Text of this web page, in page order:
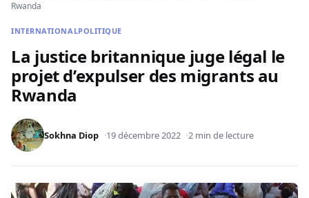
Rwanda
INTERNATIONALPOLITIQUE
La justice britannique juge légal le
projet d’expulser des migrants au
Rwanda
Sokhna Diop 19 décembre 2022 2 min de lecture